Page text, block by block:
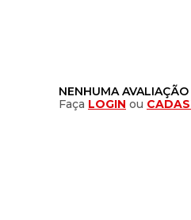
NENHUMA
Faça LOGIN ou